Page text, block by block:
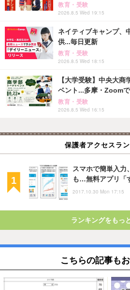
教育・受験
2026.8.5 Wed 19:15
ネイティブキャンプ、
供...毎日更新
教育・受験
2026.8.5 Wed 18:15
【大学受験】中央大
ベント...多摩・Zoom
教育・受験
2026.8.5 Wed 16:15
保護者アクセスラ
スマホで簡単入力
も…無料アプリ「
2017.10.30 Mon 17:15
ランキングをもっ
こちらの記事も